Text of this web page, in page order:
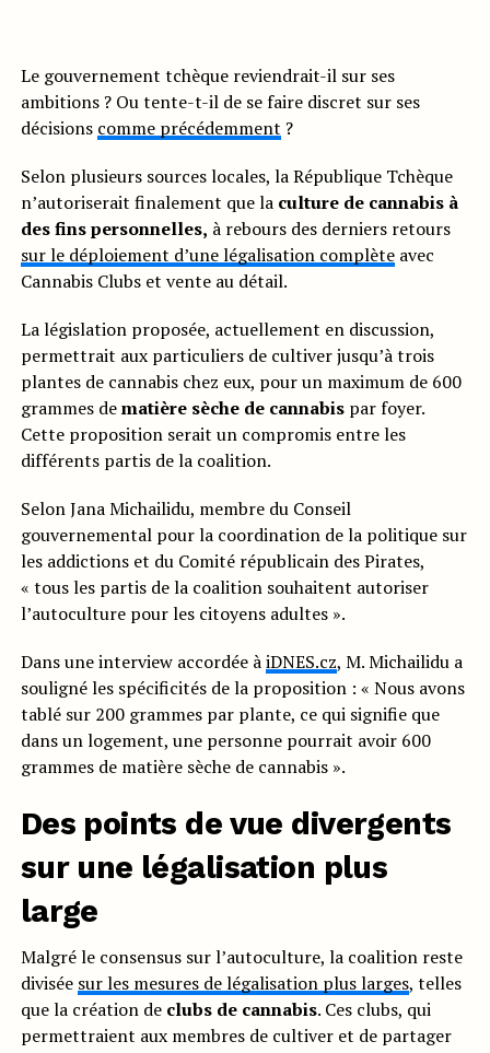
Le gouvernement tchèque reviendrait-il sur ses
ambitions ? Ou tente-t-il de se faire discret sur ses
décisions comme précédemment ?
Selon plusieurs sources locales, la République Tchèque
n’autoriserait finalement que la culture de cannabis à
des fins personnelles, à rebours des derniers retours
sur le déploiement d’une légalisation complèteavec
Cannabis Clubs et vente au détail.
La législation proposée, actuellement en discussion,
permettrait aux particuliers de cultiver jusqu’à trois
plantes de cannabis chez eux, pour un maximum de 600
grammes dematière sèche de cannabispar foyer.
Cette proposition serait un compromis entre les
différents partis de la coalition.
Selon Jana Michailidu, membre du Conseil
gouvernemental pour la coordination de la politique sur
les addictions et du Comité républicain des Pirates,
« tous les partis de la coalition souhaitent autoriser
l’autoculture pour les citoyens adultes ».
Dans une interview accordée àiDNES.cz, M. Michailidu a
souligné les spécificités de la proposition : « Nous avons
tablé sur 200 grammes par plante, ce qui signifie que
dans un logement, une personne pourrait avoir 600
grammes de matière sèche de cannabis ».
Des points de vue divergents
sur une légalisation plus
large
Malgré le consensus sur l’autoculture, la coalition reste
divisée sur les mesures de légalisation plus larges, telles
que la création de clubs de cannabis. Ces clubs, qui
permettraient aux membres de cultiver et de partager